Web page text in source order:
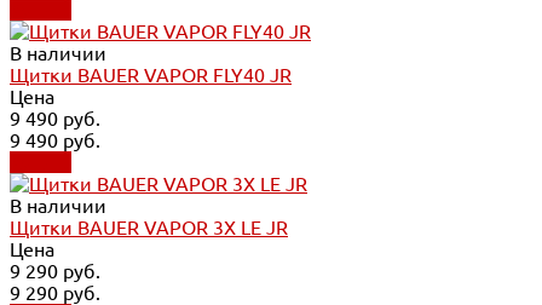
В наличии
Щитки BAUER VAPOR FLY40 JR
Цена
9 490 руб.
9 490 руб.
В наличии
Щитки BAUER VAPOR 3X LE JR
Цена
9 290 руб.
9 290 руб.